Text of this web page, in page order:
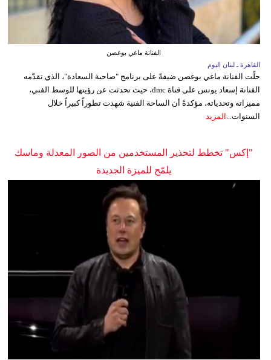
الفنانة ماغي بوغصن
القاهرة ـ لبنان اليوم
حلّت الفنانة ماغي بوغصن ضيفةً على برنامج "صاحبة السعادة"، الذي تقدّمه
الفنانة إسعاد يونس على قناة dmc، حيث تحدثت عن رؤيتها للوسط الفني،
مميزاته وتحدياته، مؤكدةً أن الساحة الفنية شهدت تطوراً كبيراً خلال
السنوات... المزيد
"إكس" تخطط لتحذير المستخدمين من الصور المعدلة وماسك
يلمّح للميزة الجديدة